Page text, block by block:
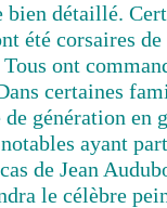
détaillé.
été corsaires
ont
certaines
génération
ayant
de Jean
le célèbre